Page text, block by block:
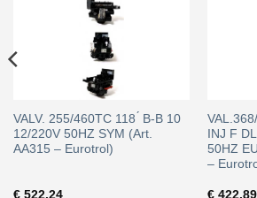
VALV. 255/460TC 118 ́ B-B 10
12/220V 50HZ SYM (Art.
AA315 – Eurotrol)
€522.24
INJ F
50HZ
–
€422.89